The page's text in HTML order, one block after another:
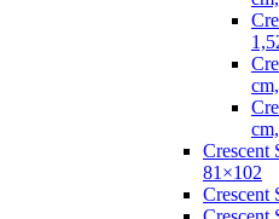
Crescent
81×102
Crescent